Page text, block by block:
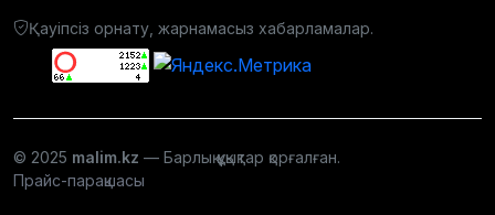
Қауіпсіз орнату, жарнамасыз хабарламалар.
© 2025 malim.kz — Барлық құқықтар қорғалған.
Прайс-парақшасы